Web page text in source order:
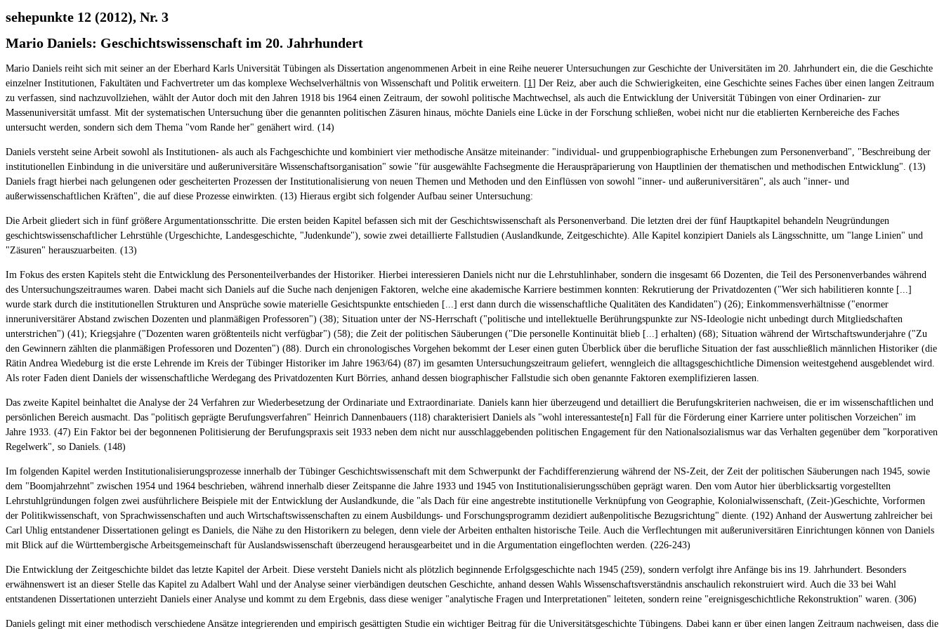
sehepunkte 12 (2012), Nr. 3
Mario Daniels: Geschichtswissenschaft im 20. Jahrhundert
Mario Daniels reiht sich mit seiner an der Eberhard Karls Universität Tübingen als Dissertation angenommenen Arbeit in eine Reihe neuerer Untersuchungen zur Geschichte der Universitäten im 20. Jahrhundert ein, die die Geschichte
einzelner Institutionen, Fakultäten und Fachvertreter um das komplexe Wechselverhältnis von Wissenschaft und Politik erweitern. [1 ] Der Reiz, aber auch die Schwierigkeiten, eine Geschichte seines Faches über einen langen Zeitraum
zu verfassen, sind nachzuvollziehen, wählt der Autor doch mit den Jahren 1918 bis 1964 einen Zeitraum, der sowohl politische Machtwechsel, als auch die Entwicklung der Universität Tübingen von einer Ordinarien- zur
Massenuniversität umfasst. Mit der systematischen Untersuchung über die genannten politischen Zäsuren hinaus, möchte Daniels eine Lücke in der Forschung schließen, wobei nicht nur die etablierten Kernbereiche des Faches
untersucht werden, sondern sich dem Thema "vom Rande her" genähert wird. (14)
Daniels versteht seine Arbeit sowohl als Institutionen- als auch als Fachgeschichte und kombiniert vier methodische Ansätze miteinander: "individual- und gruppenbiographische Erhebungen zum Personenverband", "Beschreibung der
institutionellen Einbindung in die universitäre und außeruniversitäre Wissenschaftsorganisation" sowie "für ausgewählte Fachsegmente die Herauspräparierung von Hauptlinien der thematischen und methodischen Entwicklung". (13)
Daniels fragt hierbei nach gelungenen oder gescheiterten Prozessen der Institutionalisierung von neuen Themen und Methoden und den Einflüssen von sowohl "inner- und außeruniversitären", als auch "inner- und
außerwissenschaftlichen Kräften", die auf diese Prozesse einwirkten. (13) Hieraus ergibt sich folgender Aufbau seiner Untersuchung:
Die Arbeit gliedert sich in fünf größere Argumentationsschritte. Die ersten beiden Kapitel befassen sich mit der Geschichtswissenschaft als Personenverband. Die letzten drei der fünf Hauptkapitel behandeln Neugründungen
geschichtswissenschaftlicher Lehrstühle (Urgeschichte, Landesgeschichte, "Judenkunde"), sowie zwei detaillierte Fallstudien (Auslandkunde, Zeitgeschichte). Alle Kapitel konzipiert Daniels als Längsschnitte, um "lange Linien" und
"Zäsuren" herauszuarbeiten. (13)
Im Fokus des ersten Kapitels steht die Entwicklung des Personenteilverbandes der Historiker. Hierbei interessieren Daniels nicht nur die Lehrstuhlinhaber, sondern die insgesamt 66 Dozenten, die Teil des Personenverbandes während
des Untersuchungszeitraumes waren. Dabei macht sich Daniels auf die Suche nach denjenigen Faktoren, welche eine akademische Karriere bestimmen konnten: Rekrutierung der Privatdozenten ("Wer sich habilitieren konnte [...]
wurde stark durch die institutionellen Strukturen und Ansprüche sowie materielle Gesichtspunkte entschieden [...] erst dann durch die wissenschaftliche Qualitäten des Kandidaten") (26); Einkommensverhältnisse ("enormer
inneruniversitärer Abstand zwischen Dozenten und planmäßigen Professoren") (38); Situation unter der NS-Herrschaft ("politische und intellektuelle Berührungspunkte zur NS-Ideologie nicht unbedingt durch Mitgliedschaften
unterstrichen") (41); Kriegsjahre ("Dozenten waren größtenteils nicht verfügbar") (58); die Zeit der politischen Säuberungen ("Die personelle Kontinuität blieb [...] erhalten) (68); Situation während der Wirtschaftswunderjahre ("Zu
den Gewinnern zählten die planmäßigen Professoren und Dozenten") (88). Durch ein chronologisches Vorgehen bekommt der Leser einen guten Überblick über die berufliche Situation der fast ausschließlich männlichen Historiker (die
Rätin Andrea Wiedeburg ist die erste Lehrende im Kreis der Tübinger Historiker im Jahre 1963/64) (87) im gesamten Untersuchungszeitraum geliefert, wenngleich die alltagsgeschichtliche Dimension weitestgehend ausgeblendet wird.
Als roter Faden dient Daniels der wissenschaftliche Werdegang des Privatdozenten Kurt Börries, anhand dessen biographischer Fallstudie sich oben genannte Faktoren exemplifizieren lassen.
Das zweite Kapitel beinhaltet die Analyse der 24 Verfahren zur Wiederbesetzung der Ordinariate und Extraordinariate. Daniels kann hier überzeugend und detailliert die Berufungskriterien nachweisen, die er im wissenschaftlichen und
persönlichen Bereich ausmacht. Das "politisch geprägte Berufungsverfahren" Heinrich Dannenbauers (118) charakterisiert Daniels als "wohl interessanteste[n] Fall für die Förderung einer Karriere unter politischen Vorzeichen" im
Jahre 1933. (47) Ein Faktor bei der begonnenen Politisierung der Berufungspraxis seit 1933 neben dem nicht nur ausschlaggebenden politischen Engagement für den Nationalsozialismus war das Verhalten gegenüber dem "korporativen
Regelwerk", so Daniels. (148)
Im folgenden Kapitel werden Institutionalisierungsprozesse innerhalb der Tübinger Geschichtswissenschaft mit dem Schwerpunkt der Fachdifferenzierung während der NS-Zeit, der Zeit der politischen Säuberungen nach 1945, sowie
dem "Boomjahrzehnt" zwischen 1954 und 1964 beschrieben, während innerhalb dieser Zeitspanne die Jahre 1933 und 1945 von Institutionalisierungsschüben geprägt waren. Den vom Autor hier überblicksartig vorgestellten
Lehrstuhlgründungen folgen zwei ausführlichere Beispiele mit der Entwicklung der Auslandkunde, die "als Dach für eine angestrebte institutionelle Verknüpfung von Geographie, Kolonialwissenschaft, (Zeit-)Geschichte, Vorformen
der Politikwissenschaft, von Sprachwissenschaften und auch Wirtschaftswissenschaften zu einem Ausbildungs- und Forschungsprogramm dezidiert außenpolitische Bezugsrichtung" diente. (192) Anhand der Auswertung zahlreicher bei
Carl Uhlig entstandener Dissertationen gelingt es Daniels, die Nähe zu den Historikern zu belegen, denn viele der Arbeiten enthalten historische Teile. Auch die Verflechtungen mit außeruniversitären Einrichtungen können von Daniels
mit Blick auf die Württembergische Arbeitsgemeinschaft für Auslandswissenschaft überzeugend herausgearbeitet und in die Argumentation eingeflochten werden. (226-243)
Die Entwicklung der Zeitgeschichte bildet das letzte Kapitel der Arbeit. Diese versteht Daniels nicht als plötzlich beginnende Erfolgsgeschichte nach 1945 (259), sondern verfolgt ihre Anfänge bis ins 19. Jahrhundert. Besonders
erwähnenswert ist an dieser Stelle das Kapitel zu Adalbert Wahl und der Analyse seiner vierbändigen deutschen Geschichte, anhand dessen Wahls Wissenschaftsverständnis anschaulich rekonstruiert wird. Auch die 33 bei Wahl
entstandenen Dissertationen unterzieht Daniels einer Analyse und kommt zu dem Ergebnis, dass diese weniger "analytische Fragen und Interpretationen" leiteten, sondern reine "ereignisgeschichtliche Rekonstruktion" waren. (306)
Daniels gelingt mit einer methodisch verschiedene Ansätze integrierenden und empirisch gesättigten Studie ein wichtiger Beitrag für die Universitätsgeschichte Tübingens. Dabei kann er über einen langen Zeitraum nachweisen, dass die